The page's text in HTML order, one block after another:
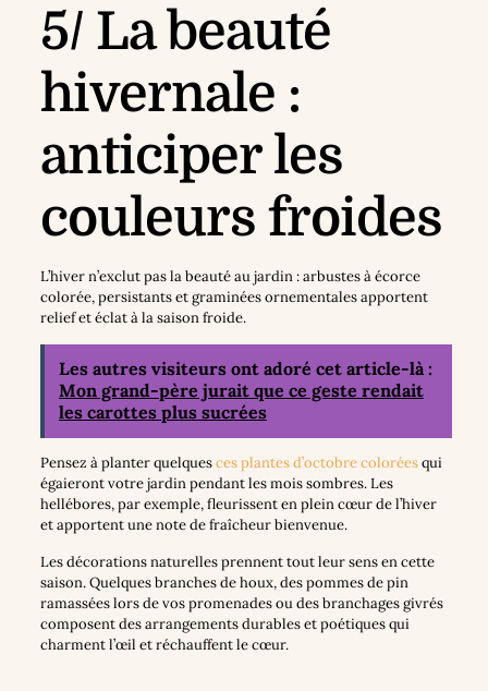
5/ La beauté
hivernale :
anticiper les
couleurs froides
L’hiver n’exclut pas la beauté au jardin : arbustes à écorce
colorée, persistants et graminées ornementales apportent
relief et éclat à la saison froide.
Les autres visiteurs ont adoré cet article-là :
Mon grand-père jurait que ce geste rendait
les carottes plus sucrées
Pensez à planter quelquesces plantes d’octobre coloréesqui
égaieront votre jardin pendant les mois sombres. Les
hellébores, par exemple, fleurissent en plein cœur de l’hiver
et apportent une note de fraîcheur bienvenue.
Les décorations naturelles prennent tout leur sens en cette
saison. Quelques branches de houx, des pommes de pin
ramassées lors de vos promenades ou des branchages givrés
composent des arrangements durables et poétiques qui
charment l’œil et réchauffent le cœur.